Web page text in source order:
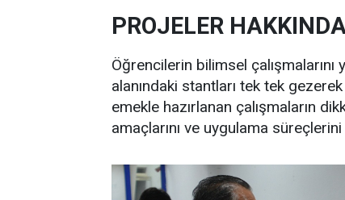
PROJELER
Öğrencilerin bilimsel
alanındaki stantları tek tek
emekle hazırlanan çalışmaların
amaçlarını ve uygulama süreçlerini